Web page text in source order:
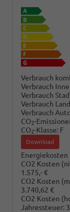
Verbrauch
Verbrauch
Verbrauch
Verbrauch
Verbrauch
CO2-
CO2-Klasse: F
Download
Energiekosten
CO2 Kosten
1.575,- €
CO2 Kosten
3.740,62 €
CO2 Kosten
Jahressteuer: